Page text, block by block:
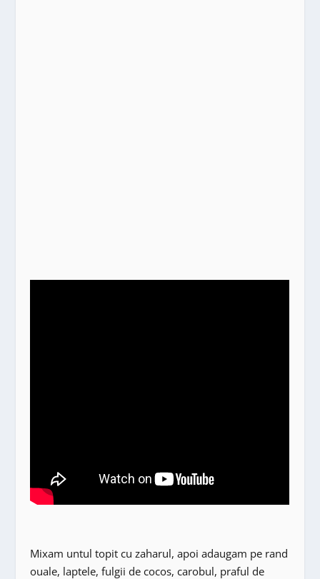
Mixam untul topit cu zaharul, apoi adaugam pe rand
ouale, laptele, fulgii de cocos, carobul, praful de